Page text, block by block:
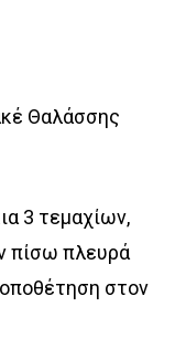
Θαλάσσης
3 τεμαχίων,
πίσω πλευρά
στον